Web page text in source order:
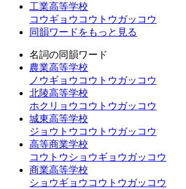
工業高等学校
コウギョウコウトウガッコウ
同韻ワードをもっと見る
名詞の同韻ワード
農業高等学校
ノウギョウコウトウガッコウ
北陵高等学校
ホクリョウコウトウガッコウ
城東高等学校
ジョウトウコウトウガッコウ
高等商業学校
コウトウショウギョウガッコウ
商業高等学校
ショウギョウコウトウガッコウ